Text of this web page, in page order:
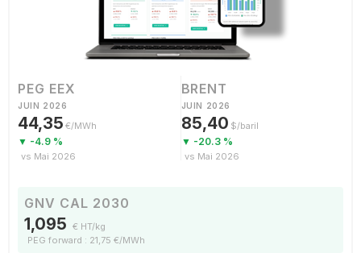
PEG EEX
JUIN 2026
44,35 €/MWh
▼ -4.9 %
vs Mai 2026
BRENT
JUIN 2026
85,40 $/baril
▼ -20.3 %
vs Mai 2026
GNV CAL 2030
1,095 € HT/kg
PEG forward : 21,75 €/MWh